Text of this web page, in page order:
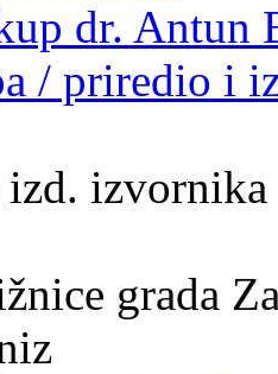
dr. Antun
/ priredio i
grada